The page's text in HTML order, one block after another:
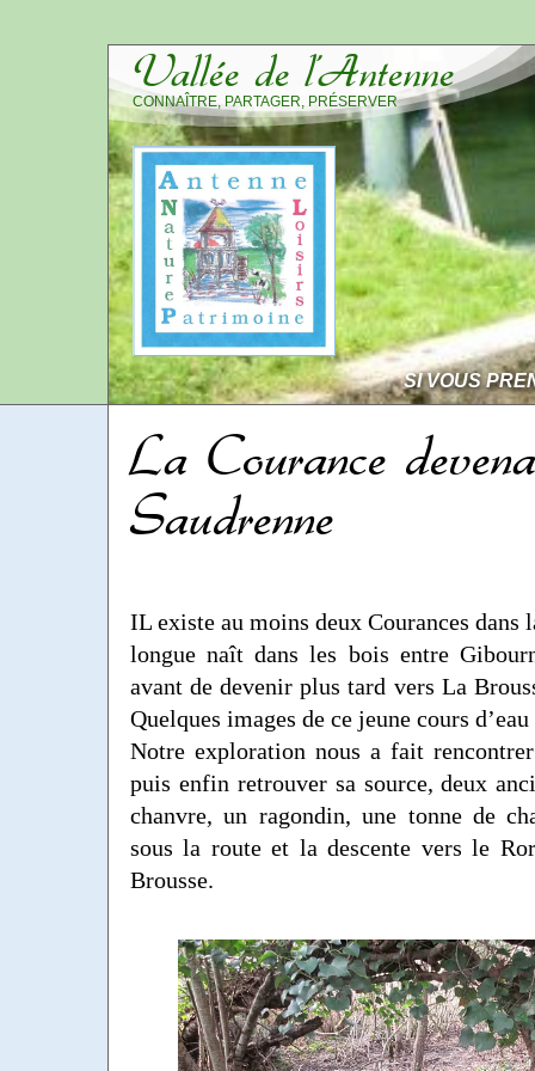
Vallée de l’Antenne
CONNAÎTRE, PARTAGER, PRÉSERVER
SI VOUS
La Courance
Saudrenne
IL existe au moins deux Courances dans
longue naît dans les bois entre
avant de devenir plus tard vers La
Quelques images de ce jeune cours d’eau
Notre exploration nous a fait
puis enfin retrouver sa source, deux
chanvre, un ragondin, une tonne de
sous la route et la descente vers le
Brousse.